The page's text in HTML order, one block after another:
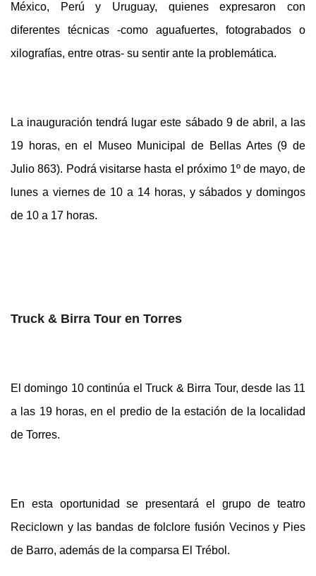
México, Perú y Uruguay, quienes expresaron con
diferentes técnicas -como aguafuertes, fotograbados o
xilografías, entre otras- su sentir ante la problemática.
La inauguración tendrá lugar este sábado 9 de abril, a las
19 horas, en el Museo Municipal de Bellas Artes (9 de
Julio 863). Podrá visitarse hasta el próximo 1º de mayo, de
lunes a viernes de 10 a 14 horas, y sábados y domingos
de 10 a 17 horas.
Truck & Birra Tour en Torres
El domingo 10 continúa el Truck & Birra Tour, desde las 11
a las 19 horas, en el predio de la estación de la localidad
de Torres.
En esta oportunidad se presentará el grupo de teatro
Reciclown y las bandas de folclore fusión Vecinos y Pies
de Barro, además de la comparsa El Trébol.